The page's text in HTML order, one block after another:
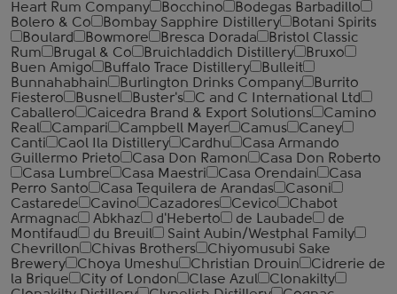
Heart Rum Company
Bocchino
Bodegas Barbadillo
Bolero & Co
Bombay Sapphire Distillery
Botani Spirits
Boulard
Bowmore Bresca Dorada
Bristol Classic
Rum
Brugal & Co Bruichladdich Distillery
Bruxo
Buen Amigo
Buffalo Trace Distillery
Bulleit
Bunnahabhain
Burlington Drinks Company
Burrito
Fiestero
Busnel Buster's
C and C International Ltd
Caballero
Caicedra Brand & Export Solutions
Camino
Real
Campari Campbell Mayer Camus
Caney
Canti
Caol Ila Distillery Cardhu
Casa Armando
Guillermo Prieto
Casa Don Ramon
Casa Don Roberto
Casa Lumbre
Casa Maestri Casa Orendain
Casa
Perro Santo
Casa Tequilera de Arandas
Casoni
Castarede
Cavino Cazadores Cevico
Chabot
Armagnac
Abkhaz d'Heberto de Laubade
de
Montifaud
du Breuil
Saint Aubin/Westphal Family
Chevrillon
Chivas Brothers
Chiyomusubi Sake
Brewery
Choya Umeshu Christian Drouin
Cidrerie de
la Brique
City of London Clase Azul
Clonakilty